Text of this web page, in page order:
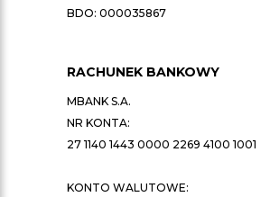
BDO: 000035867
RACHUNEK BANKOWY
MBANK S.A.
NR KONTA:
27 1140 1443 0000 2269 4100 1001
KONTO WALUTOWE: